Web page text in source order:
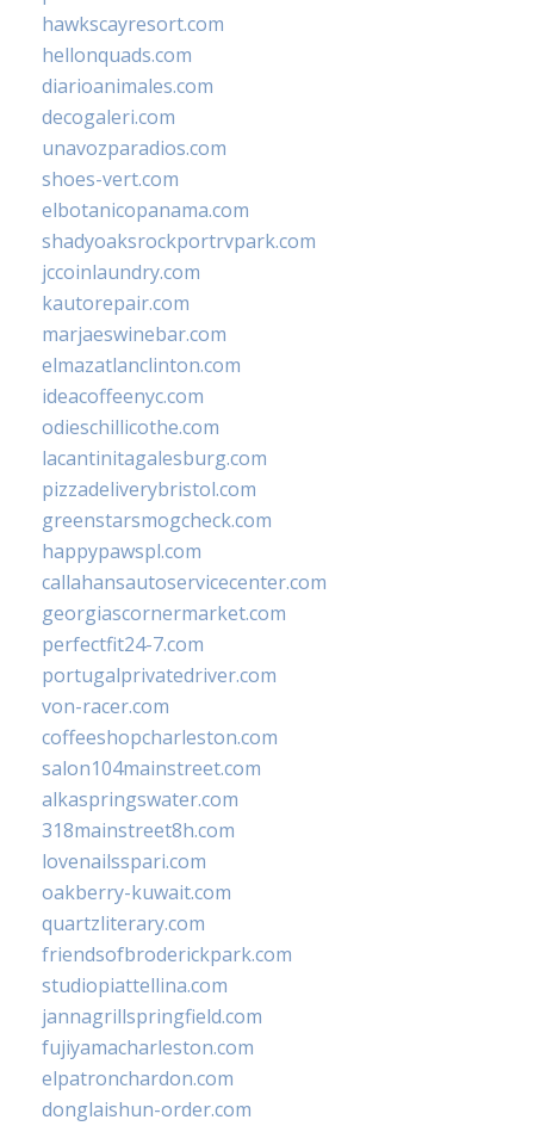
hawkscayresort.com
hellonquads.com
diarioanimales.com
decogaleri.com
unavozparadios.com
shoes-vert.com
elbotanicopanama.com
shadyoaksrockportrvpark.com
jccoinlaundry.com
kautorepair.com
marjaeswinebar.com
elmazatlanclinton.com
ideacoffeenyc.com
odieschillicothe.com
lacantinitagalesburg.com
pizzadeliverybristol.com
greenstarsmogcheck.com
happypawspl.com
callahansautoservicecenter.com
georgiascornermarket.com
perfectfit24-7.com
portugalprivatedriver.com
von-racer.com
coffeeshopcharleston.com
salon104mainstreet.com
alkaspringswater.com
318mainstreet8h.com
lovenailsspari.com
oakberry-kuwait.com
quartzliterary.com
friendsofbroderickpark.com
studiopiattellina.com
jannagrillspringfield.com
fujiyamacharleston.com
elpatronchardon.com
donglaishun-order.com